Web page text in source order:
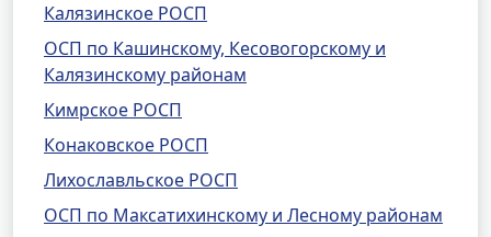
Калязинское РОСП
ОСП по Кашинскому, Кесовогорскому и
Калязинскому районам
Кимрское РОСП
Конаковское РОСП
Лихославльское РОСП
ОСП по Максатихинскому и Лесному районам